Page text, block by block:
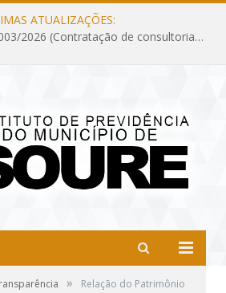
ATUALIZAÇÕES:
INEXIGIBILIDADE Nº 003/2026 (Contratação de consultoria previdenciária com finalidade de obtenção do CRP, confecção dos demonstrativos previdenciários DAIR, DIPR e DPIN, preparar e alimentar o CADPREV, em atendimento às demandas do Instituto de Previdência dos Servidores do Município de Soure – IPSMS, por um período de 10 (dez) meses)
»
Relação do Patrimônio